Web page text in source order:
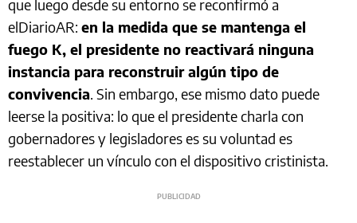
que luego desde su entorno se reconfirmó a
elDiarioAR: en la medida que se mantenga el
fuego K, el presidente no reactivará ninguna
instancia para reconstruir algún tipo de
convivencia. Sin embargo, ese mismo dato puede
leerse la positiva: lo que el presidente charla con
gobernadores y legisladores es su voluntad es
reestablecer un vínculo con el dispositivo cristinista.